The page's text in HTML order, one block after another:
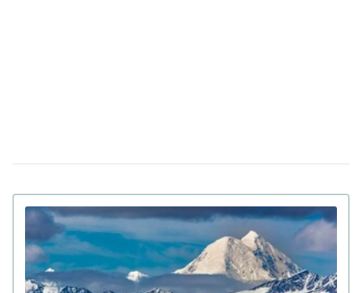
25-річній дівчині провели евтаназію через депресію
23 березня 10:14 Світ на межі голоду через війну в Ірані:
колапс на ринку добрив
20 березня 17:42 Українські офіцери шоковані тактикою
союзників США на Близькому Сході: деталі